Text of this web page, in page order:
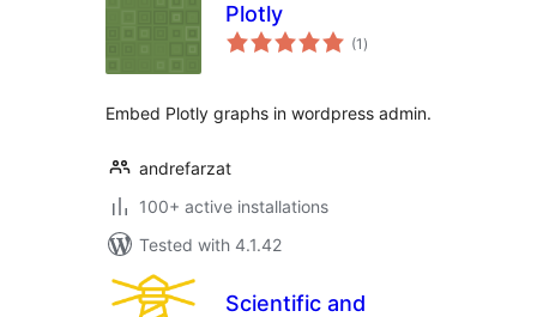
Plotly
(1 total
ratings
)
Embed Plotly graphs in wordpress admin.
andrefarzat
100+ active installations
Tested with 4.1.42
Scientific and